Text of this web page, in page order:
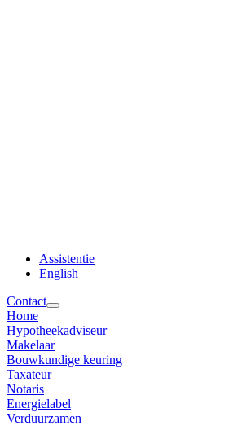
Assistentie
English
Contact
Home
Hypotheekadviseur
Makelaar
Bouwkundige keuring
Taxateur
Notaris
Energielabel
Verduurzamen